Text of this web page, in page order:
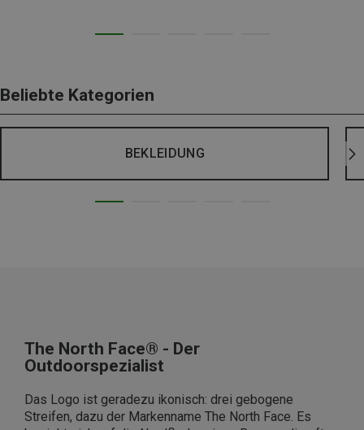
Beliebte Kategorien
BEKLEIDUNG
The North Face® - Der
Outdoorspezialist
Das Logo ist geradezu ikonisch: drei gebogene
Streifen, dazu der Markenname The North Face. Es